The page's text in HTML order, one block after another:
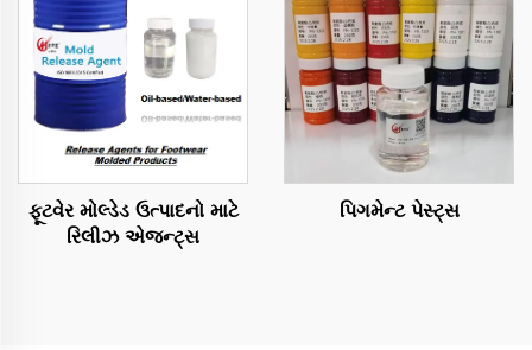
ફૂટવેર મોલ્ડેડ ઉત્પાદનો માટે
રિલીઝ એજન્ટ્સ
પિગમેન્ટ પેસ્ટ્સ